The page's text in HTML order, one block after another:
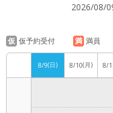
2026/08/
仮 仮予約受付 満 満員
8/9(日) 8/10(月) 8/
11:00